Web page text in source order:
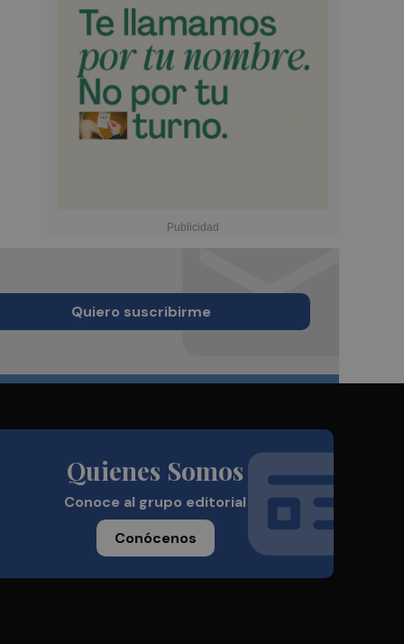
Quiero suscribirme
Quienes Somos
Conoce al grupo editorial
Conócenos